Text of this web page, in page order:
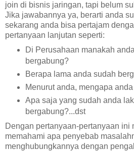
join di bisnis jaringan, tapi belum
Jika jawabannya ya, berarti anda
sekarang anda bisa pertajam
pertanyaan lanjutan seperti:
Di Perusahaan manakah
bergabung?
Berapa lama anda sudah
Menurut anda, mengapa
Apa saja yang sudah anda
bergabung?...dst
Dengan pertanyaan-pertanyaan ini
memahami apa penyebab
menghubungkannya dengan